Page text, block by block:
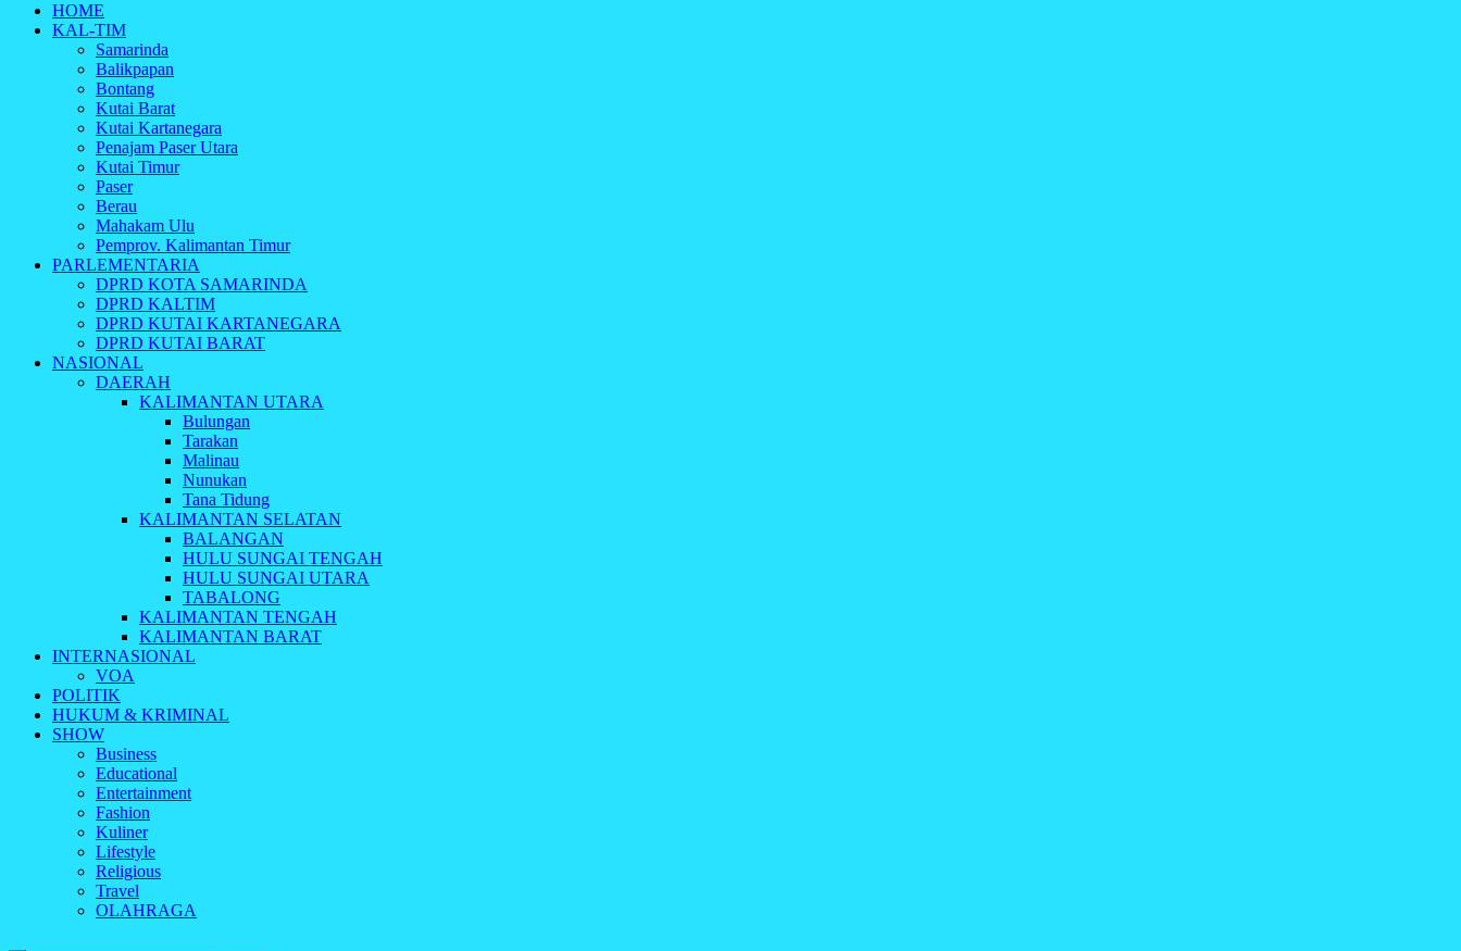
HOME
KAL-TIM
Samarinda
Balikpapan
Bontang
Kutai Barat
Kutai Kartanegara
Penajam Paser Utara
Kutai Timur
Paser
Berau
Mahakam Ulu
Pemprov. Kalimantan Timur
PARLEMENTARIA
DPRD KOTA SAMARINDA
DPRD KALTIM
DPRD KUTAI KARTANEGARA
DPRD KUTAI BARAT
NASIONAL
DAERAH
KALIMANTAN UTARA
Bulungan
Tarakan
Malinau
Nunukan
Tana Tidung
KALIMANTAN SELATAN
BALANGAN
HULU SUNGAI TENGAH
HULU SUNGAI UTARA
TABALONG
KALIMANTAN TENGAH
KALIMANTAN BARAT
INTERNASIONAL
VOA
POLITIK
HUKUM & KRIMINAL
SHOW
Business
Educational
Entertainment
Fashion
Kuliner
Lifestyle
Religious
Travel
OLAHRAGA